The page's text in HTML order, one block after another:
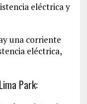
eléctrica y
una corriente
eléctrica,
Park: